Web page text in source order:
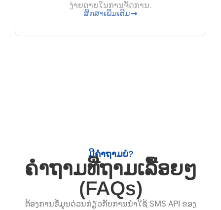
ງ່າຍດາຍໃນການຈັດການ.
ສຶກສາເພີ່ມເຕີມ
ມີຄຳຖາມບໍ?
ຄຳຖາມທີ່ຖາມເລື້ອຍໆ
(FAQs)
ຕ້ອງການຂໍ້ມູນດ່ວນກ່ຽວກັບການນໍາໃຊ້ SMS API ຂອງ